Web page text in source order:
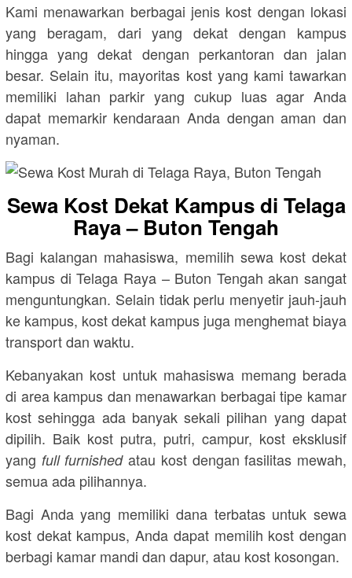
Kami menawarkan berbagai jenis kost dengan lokasi
yang beragam, dari yang dekat dengan kampus
hingga yang dekat dengan perkantoran dan jalan
besar. Selain itu, mayoritas kost yang kami tawarkan
memiliki lahan parkir yang cukup luas agar Anda
dapat memarkir kendaraan Anda dengan aman dan
nyaman.
Sewa Kost Dekat Kampus di Telaga
Raya – Buton Tengah
Bagi kalangan mahasiswa, memilih sewa kost dekat
kampus di Telaga Raya – Buton Tengah akan sangat
menguntungkan. Selain tidak perlu menyetir jauh-jauh
ke kampus, kost dekat kampus juga menghemat biaya
transport dan waktu.
Kebanyakan kost untuk mahasiswa memang berada
di area kampus dan menawarkan berbagai tipe kamar
kost sehingga ada banyak sekali pilihan yang dapat
dipilih. Baik kost putra, putri, campur, kost eksklusif
yang full furnishedatau kost dengan fasilitas mewah,
semua ada pilihannya.
Bagi Anda yang memiliki dana terbatas untuk sewa
kost dekat kampus, Anda dapat memilih kost dengan
berbagi kamar mandi dan dapur, atau kost kosongan.